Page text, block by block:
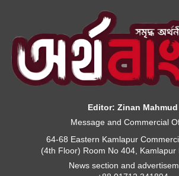
Editor: Zinan Mahmud
Message and Commercial
64-68 Eastern Kamlapur
(4th Floor) Room No 404, Kamlapur
News section and